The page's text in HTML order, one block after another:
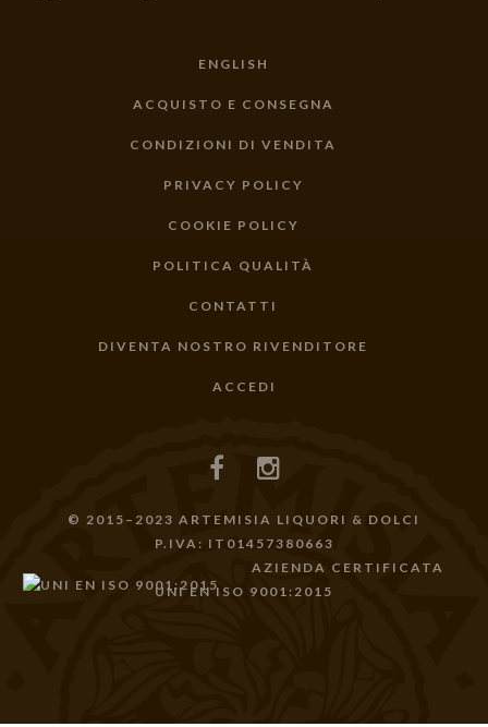
ENGLISH
ACQUISTO E CONSEGNA
CONDIZIONI DI VENDITA
PRIVACY POLICY
COOKIE POLICY
POLITICA QUALITÀ
CONTATTI
DIVENTA NOSTRO RIVENDITORE
ACCEDI
© 2015–2023 ARTEMISIA LIQUORI & DOLCI
P.IVA: IT01457380663
AZIENDA CERTIFICATA
UNI EN ISO 9001:2015